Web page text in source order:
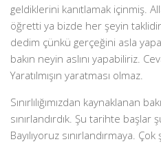
geldiklerini kanıtlamak içinmiş.
öğretti ya bizde her şeyin
dedim çünkü gerçeğini asla
bakın neyin aslını yapabiliriz.
Yaratılmışın yaratması olmaz.
Sınırlılığımızdan kaynaklanan
sınırlandırdık. Şu tarihte
Bayılıyoruz sınırlandırmaya.